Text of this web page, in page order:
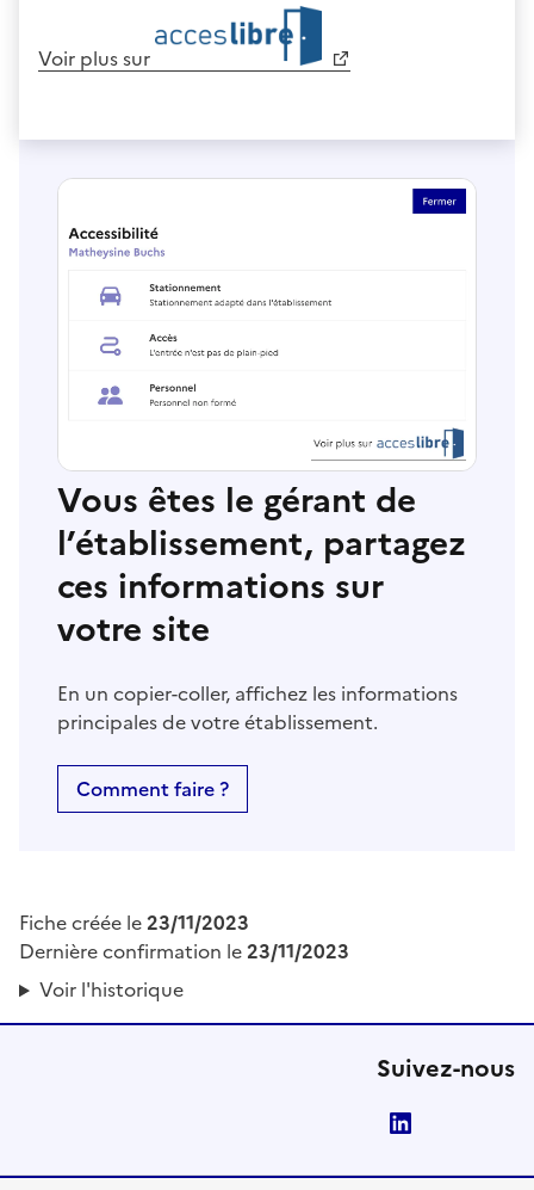
Voir plus sur
Vous êtes le gérant de
l’établissement, partagez
ces informations sur
votre site
En un copier-coller, affichez les informations
principales de votre établissement.
Comment faire ?
Fiche créée le23/11/2023
Dernière confirmation le23/11/2023
Voir l'historique
Suivez-nous